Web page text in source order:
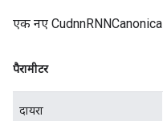
एक नए
पैरामीटर
दायरा